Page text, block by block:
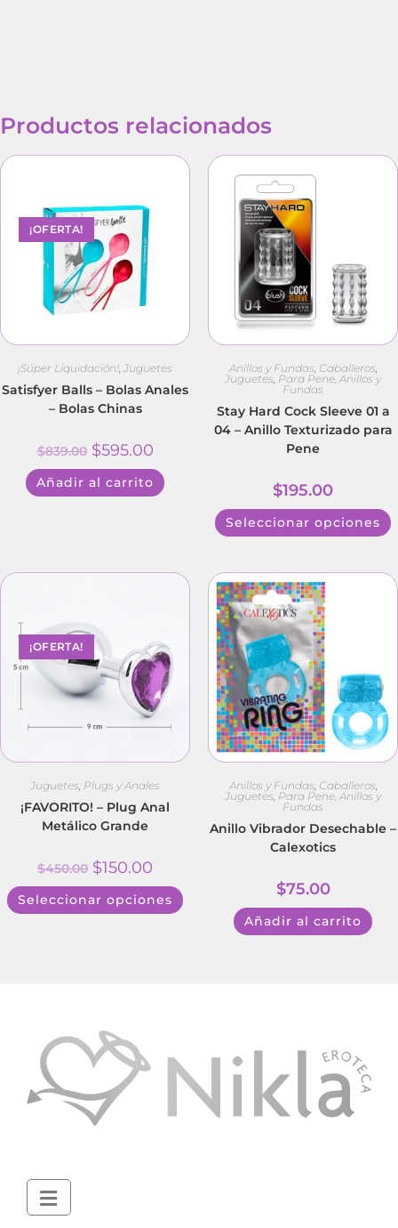
Productos relacionados
¡OFERTA!
¡Súper Liquidación! Juguetes
Satisfyer Balls – Bolas Anales
– Bolas Chinas
$839.00 $595.00
Añadir al carrito
Anillos y Fundas Caballeros
Juguetes Para Pene, Anillos y
Fundas
Stay Hard Cock Sleeve 01 a
04 – Anillo Texturizado para
Pene
$195.00
Seleccionar opciones
¡OFERTA!
Juguetes Plugs y Anales
¡FAVORITO! – Plug Anal
Metálico Grande
$450.00 $150.00
Seleccionar opciones
Anillos y Fundas Caballeros
Juguetes Para Pene, Anillos y
Fundas
Anillo Vibrador Desechable –
Calexotics
$75.00
Añadir al carrito